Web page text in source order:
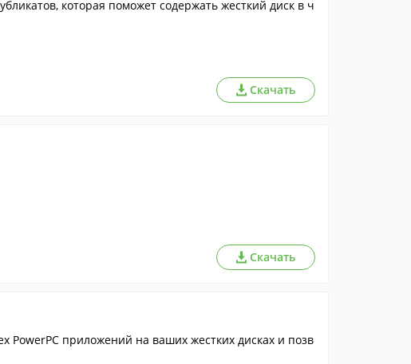
которая поможет содержать жесткий диск в ч
Скачать
Скачать
PowerPC приложений на ваших жестких дисках и позв